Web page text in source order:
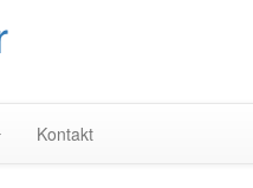
Kontakt